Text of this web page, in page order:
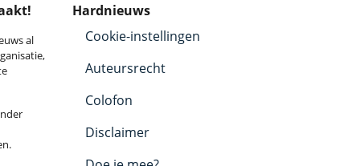
al
Hardnieuws
Cookie-instellingen
Auteursrecht
Colofon
Disclaimer